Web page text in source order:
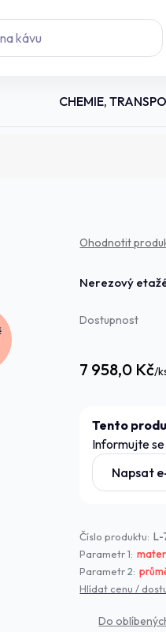
CHEMIE,
Ohodnotit
Nerezový
Dostupnost
7 958,0 Kč/
Tento
Informujte se
Napsat
Číslo produktu: L-
Parametr 1:
Parametr 2:
Hlídat cenu /